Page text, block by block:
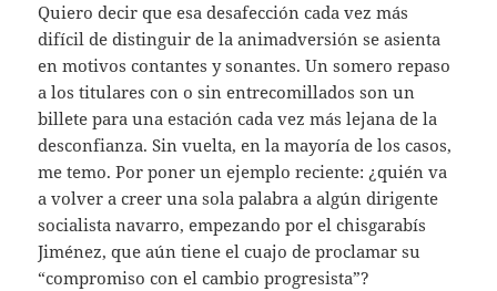
Quiero decir que esa desafección cada vez más
difícil de distinguir de la animadversión se asienta
en motivos contantes y sonantes. Un somero repaso
a los titulares con o sin entrecomillados son un
billete para una estación cada vez más lejana de la
desconfianza. Sin vuelta, en la mayoría de los casos,
me temo. Por poner un ejemplo reciente: ¿quién va
a volver a creer una sola palabra a algún dirigente
socialista navarro, empezando por el chisgarabís
Jiménez, que aún tiene el cuajo de proclamar su
“compromiso con el cambio progresista”?